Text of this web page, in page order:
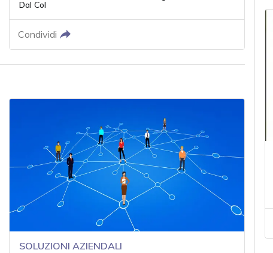
Dal Col
Condividi
SOLUZIONI AZIENDALI